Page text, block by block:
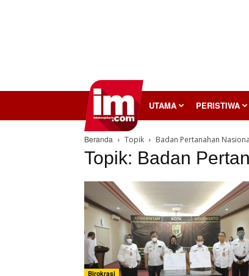
InilahMojokerto UTAMA PERISTIWA
Beranda Topik Badan Pertanahan
Topik: Badan
Birokrasi